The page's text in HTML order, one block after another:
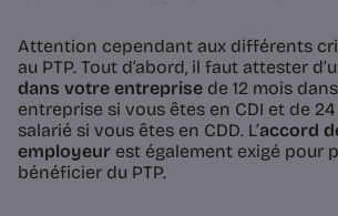
Attention cependant aux différents
au PTP. Tout d’abord, il faut attester
dans votre entreprise de 12 mois
entreprise si vous êtes en CDI et de
salarié si vous êtes en CDD. L’accord
employeur est également exigé pour
bénéficier du PTP.